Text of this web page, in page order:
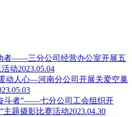
者——三分公司经营办公室开展五
动2023.05.04
动人心—河南分公司开展关爱空巢
斗者”——七分公司工会组织开
主题摄影比赛活动2023.04.30